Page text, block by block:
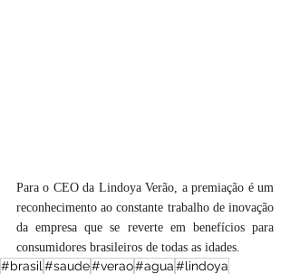
Para o CEO da Lindoya Verão, a premiação é um
reconhecimento ao constante trabalho de inovação
da empresa que se reverte em benefícios para
consumidores brasileiros de todas as idades.
#brasil #saude#verao#agua#lindoya